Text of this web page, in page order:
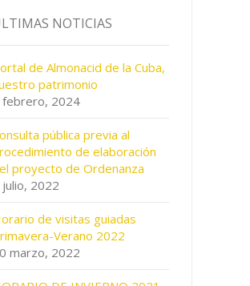
NOTICIAS
de Almonacid de la Cuba,
patrimonio
febrero, 2024
pública previa al
de elaboración
proyecto de Ordenanza
2022
de visitas guiadas
Verano 2022
marzo, 2022